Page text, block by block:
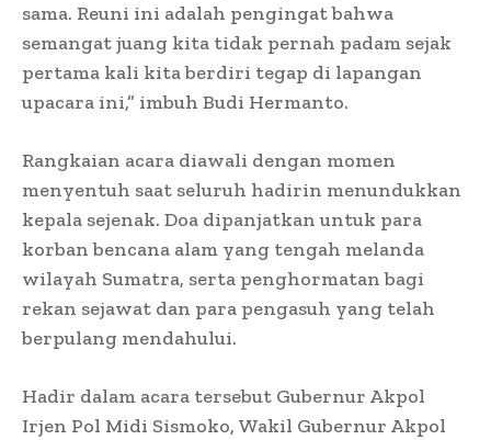
sama. Reuni ini adalah pengingat bahwa
semangat juang kita tidak pernah padam sejak
pertama kali kita berdiri tegap di lapangan
upacara ini,” imbuh Budi Hermanto.
Rangkaian acara diawali dengan momen
menyentuh saat seluruh hadirin menundukkan
kepala sejenak. Doa dipanjatkan untuk para
korban bencana alam yang tengah melanda
wilayah Sumatra, serta penghormatan bagi
rekan sejawat dan para pengasuh yang telah
berpulang mendahului.
Hadir dalam acara tersebut Gubernur Akpol
Irjen Pol Midi Sismoko, Wakil Gubernur Akpol